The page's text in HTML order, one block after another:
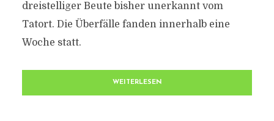
dreistelliger Beute bisher unerkannt vom
Tatort. Die Überfälle fanden innerhalb eine
Woche statt.
WEITERLESEN